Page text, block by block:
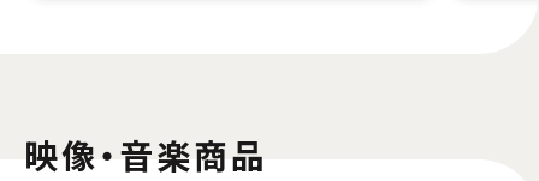
映像・音楽商品